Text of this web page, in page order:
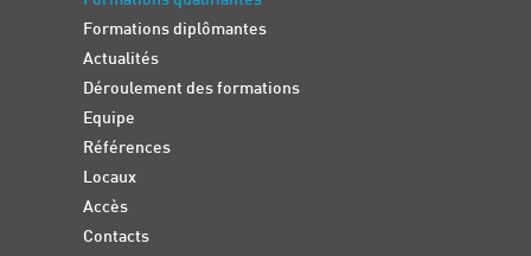
Formations diplômantes
Actualités
Déroulement des formations
Equipe
Références
Locaux
Accès
Contacts